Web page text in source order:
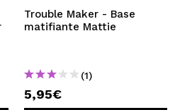
vérifier l'état de vos
opérations précédentes.
UN COMPTE
Trouble Maker - Base
matifiante Mattie
(1)
5,95€